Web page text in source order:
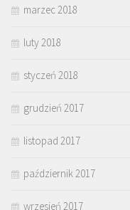
marzec 2018
luty 2018
styczeń 2018
grudzień 2017
listopad 2017
październik 2017
wrzesień 2017